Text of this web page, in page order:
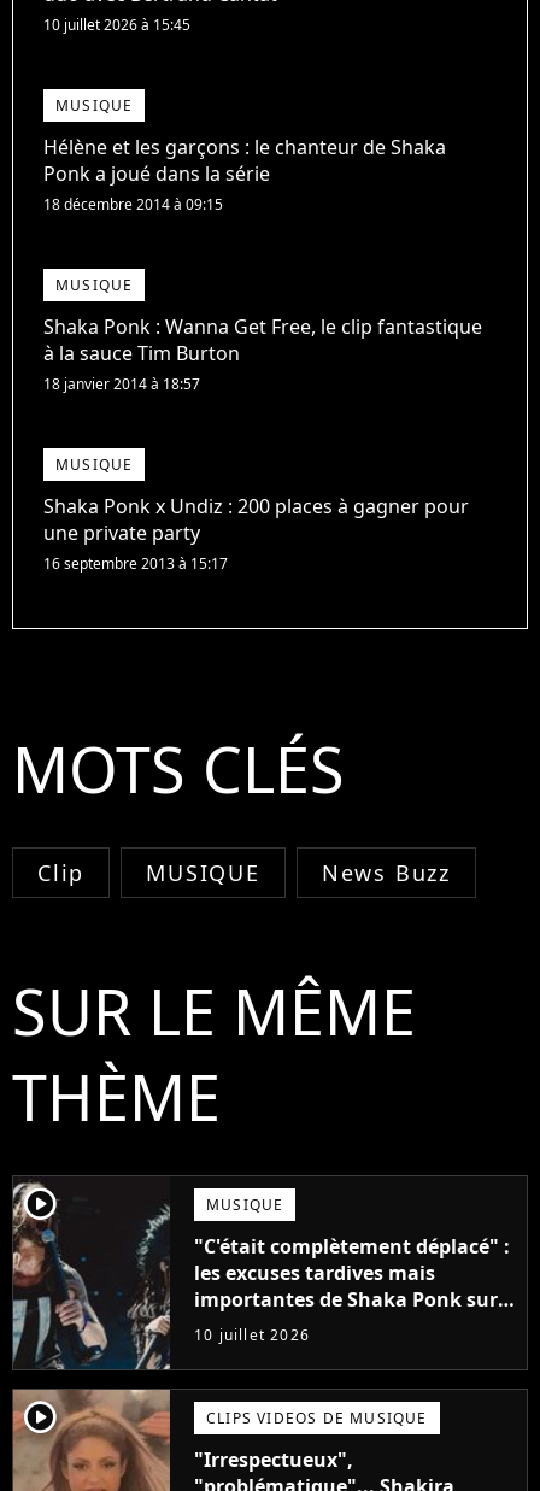
10 juillet 2026 à 15:45
MUSIQUE
Hélène et les garçons : le chanteur de Shaka
Ponk a joué dans la série
18 décembre 2014 à 09:15
MUSIQUE
Shaka Ponk : Wanna Get Free, le clip fantastique
à la sauce Tim Burton
18 janvier 2014 à 18:57
MUSIQUE
Shaka Ponk x Undiz : 200 places à gagner pour
une private party
16 septembre 2013 à 15:17
MOTS CLÉS
Clip MUSIQUE News Buzz
SUR LE MÊME
THÈME
player2 MUSIQUE
"C'était complètement déplacé" :
les excuses tardives mais
importantes de Shaka Ponk sur
son duo avec Bertrand Cantat
10 juillet 2026
player2 CLIPS VIDEOS DE MUSIQUE
"Irrespectueux",